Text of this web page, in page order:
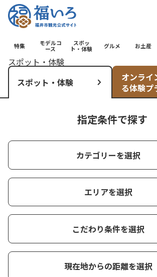
福井市
特集
モデルコ
ース
スポッ
ト・体験
グルメ お土産
スポット・体験
スポット・体験
オンライ
る体験プ
指定条件で探す
カテゴリーを選択
エリアを選択
こだわり条件を選択
現在地からの距離を選択